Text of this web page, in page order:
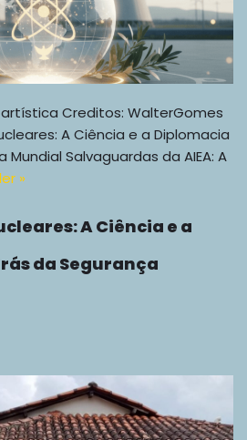
Creditos: WalterGomes
A Ciência e a Diplomacia
Salvaguardas da AIEA: A
»
A Ciência e a
da Segurança